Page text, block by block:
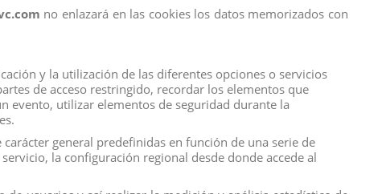
no enlazará en las cookies los datos memorizados con
y la utilización de las diferentes opciones o servicios
de acceso restringido, recordar los elementos que
evento, utilizar elementos de seguridad durante la
general predefinidas en función de una serie de
la configuración regional desde donde accede al